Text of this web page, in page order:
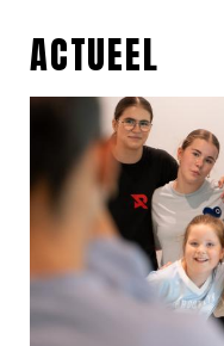
ACTUEEL